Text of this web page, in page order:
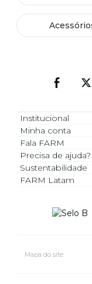
Institucional
Minha conta
Fala FARM
Precisa de ajuda?
Sustentabilidade
FARM Latam
Mapa do site